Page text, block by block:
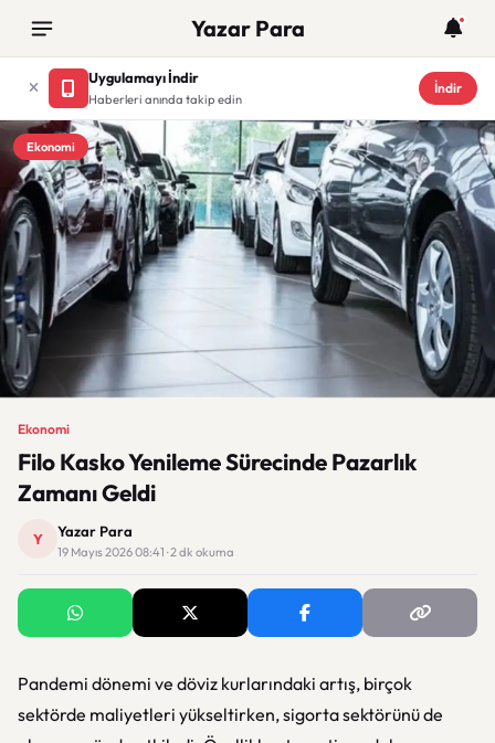
Yazar Para
Uygulamayı İndir
Haberleri anında takip edin
İndir
Ekonomi
Ekonomi
Filo Kasko Yenileme Sürecinde Pazarlık
Zamanı Geldi
Y Yazar Para
19 Mayıs 2026 08:41 · 2 dk okuma
Pandemi dönemi ve döviz kurlarındaki artış, birçok
sektörde maliyetleri yükseltirken, sigorta sektörünü de